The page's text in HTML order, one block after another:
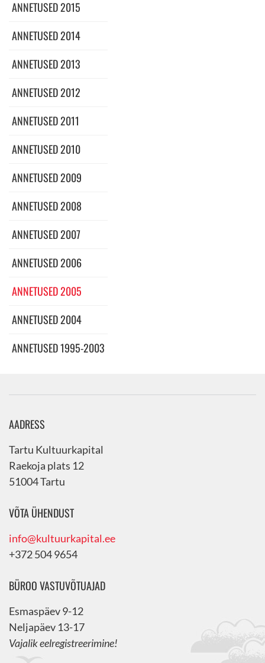
ANNETUSED 2015
ANNETUSED 2014
ANNETUSED 2013
ANNETUSED 2012
ANNETUSED 2011
ANNETUSED 2010
ANNETUSED 2009
ANNETUSED 2008
ANNETUSED 2007
ANNETUSED 2006
ANNETUSED 2005
ANNETUSED 2004
ANNETUSED 1995-2003
AADRESS
Tartu Kultuurkapital
Raekoja plats 12
51004 Tartu
VÕTA ÜHENDUST
info@kultuurkapital.ee
+372 504 9654
BÜROO VASTUVÕTUAJAD
Esmaspäev 9-12
Neljapäev 13-17
Vajalik eelregistreerimine!